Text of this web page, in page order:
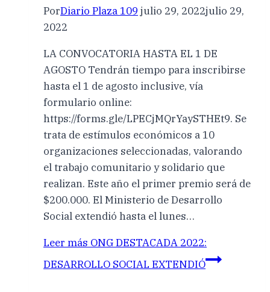
PorDiario Plaza 109 julio 29, 2022julio 29,
2022
LA CONVOCATORIA HASTA EL 1 DE
AGOSTO Tendrán tiempo para inscribirse
hasta el 1 de agosto inclusive, vía
formulario online:
https://forms.gle/LPECjMQrYaySTHEt9. Se
trata de estímulos económicos a 10
organizaciones seleccionadas, valorando
el trabajo comunitario y solidario que
realizan. Este año el primer premio será de
$200.000. El Ministerio de Desarrollo
Social extendió hasta el lunes…
Leer más ONG DESTACADA 2022:
DESARROLLO SOCIAL EXTENDIÓ